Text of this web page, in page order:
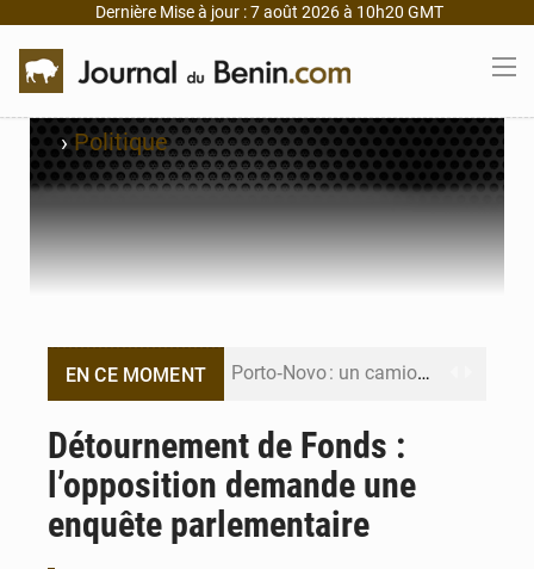
Dernière Mise à jour : 7 août 2026 à 10h20 GMT
›Politique
EN CE MOMENT Porto‑Novo : un camion de produits pétroliers embrase Avakpa
Bénin : Djogbénou inspecte le chantier du siège de l’Assemblée
Détournement de Fonds :
l’opposition demande une
enquête parlementaire